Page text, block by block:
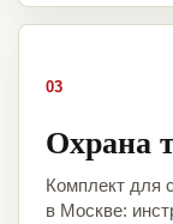
03
Охрана
Комплект для
в Москве: